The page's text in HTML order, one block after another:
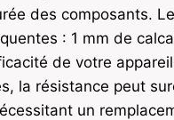
des composants.
: 1 mm de
de votre
la résistance peut
un